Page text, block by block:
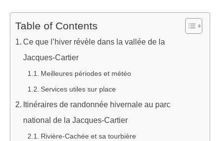
Table of Contents
Ce que l’hiver révèle dans la vallée de la
Jacques‑Cartier
Meilleures périodes et météo
Services utiles sur place
Itinéraires de randonnée hivernale au parc
national de la Jacques‑Cartier
Rivière‑Cachée et sa tourbière